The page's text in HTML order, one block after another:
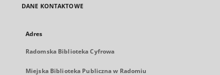
DANE KONTAKTOWE
Adres
Radomska Biblioteka Cyfrowa
Miejska Biblioteka Publiczna w Radomiu